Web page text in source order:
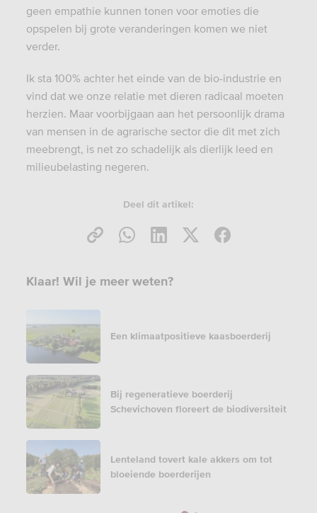
geen empathie kunnen tonen voor emoties die
opspelen bij grote veranderingen komen we niet
verder.
Ik sta 100% achter het einde van de bio-industrie en
vind dat we onze relatie met dieren radicaal moeten
herzien. Maar voorbijgaan aan het persoonlijk drama
van mensen in de agrarische sector die dit met zich
meebrengt, is net zo schadelijk als dierlijk leed en
milieubelasting negeren.
Deel dit artikel:
Klaar! Wil je meer weten?
Een klimaatpositieve kaasboerderij
Bij regeneratieve boerderij
Schevichoven floreert de biodiversiteit
Lenteland tovert kale akkers om tot
bloeiende boerderijen